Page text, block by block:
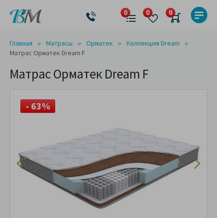
Главная Матрасы Орматек
Коллекция Dream
Матрас Орматек Dream F
Матрас Орматек Dream F
- 63%